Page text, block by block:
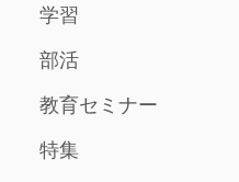
学習
部活
教育セミナー
特集